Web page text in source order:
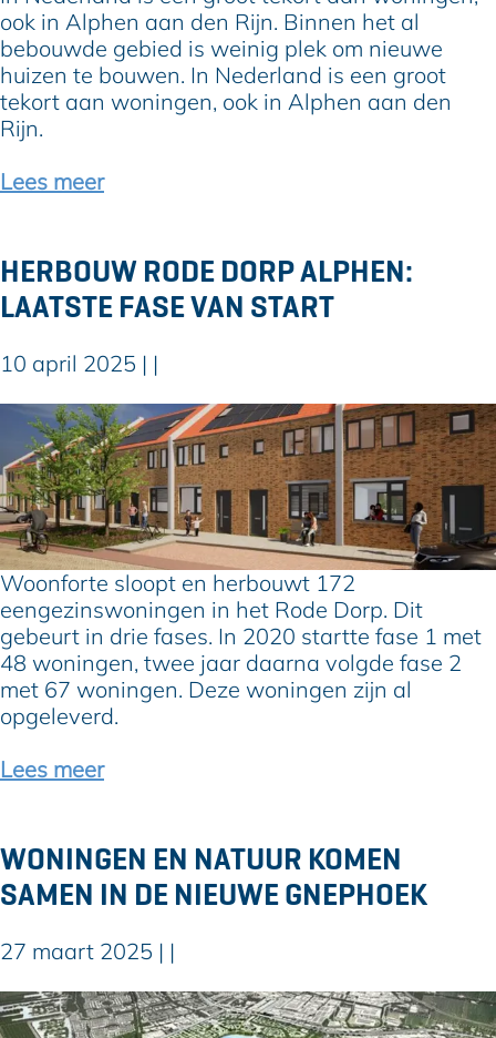
l
a
n
g
v
r
c
h
t
M
F
h
o
e
k
m
s
t
v
a
d
e
n
e
p
o
k
e
e
n
n
i
e
u
w
,
b
i
j
z
d
e
e
g
r
ook in Alphen aan den Rijn. Binnen het al
bebouwde gebied is weinig plek om nieuwe
huizen te bouwen. In Nederland is een groot
tekort aan woningen, ook in Alphen aan den
Rijn.
Lees meer
HERBOUW RODE DORP ALPHEN:
LAATSTE FASE VAN START
10 april 2025 | |
r
b
o
u
w
R
o
d
e
D
o
r
p
l
p
h
n
L
a
Woonforte sloopt en herbouwt 172
eengezinswoningen in het Rode Dorp. Dit
gebeurt in drie fases. In 2020 startte fase 1 met
48 woningen, twee jaar daarna volgde fase 2
met 67 woningen. Deze woningen zijn al
opgeleverd.
Lees meer
WONINGEN EN NATUUR KOMEN
SAMEN IN DE NIEUWE GNEPHOEK
27 maart 2025 | |
W
o